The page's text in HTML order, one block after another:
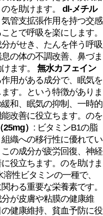
を助けます。 dl-メチル
気管支拡張作用を持つ交感
とで呼吸を楽にします。
がせき、たんを伴う呼吸
の体の不調改善、鼻づま
ます。 無水カフェイン
用がある成分で、眠気を
す。という特徴がありま
和、眠気の抑制、一時的
改善に役立ちます。のを
） : ビタミンB1の脂
織への移行性に優れてい
の成分が疲労回復、神経
役立ちます。のを助けま
溶性ビタミンの一種で、
わる重要な栄養素です。
が皮膚や粘膜の健康維
健康維持、貧血予防に役